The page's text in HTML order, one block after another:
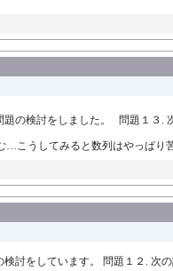
の検討をしました。 問題１３.
…こうしてみると数列はやっぱり
討をしています。 問題１２. 次